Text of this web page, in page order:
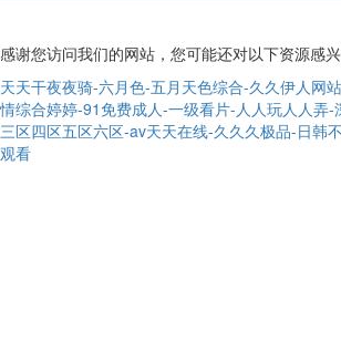
感谢您访问我们的网站，您可能还对以下资源感兴
天天干夜夜骑-六月色-五月天色综合-久久伊人网
情综合婷婷-91免费成人-一级看片-人人玩人人弄
三区四区五区六区-av天天在线-久久久极品-日韩
观看